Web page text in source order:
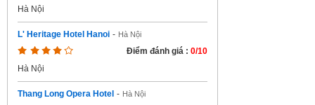
Hà Nội
L' Heritage Hotel Hanoi - Hà Nội
Điểm đánh giá : 0/10
Hà Nội
Thang Long Opera Hotel - Hà Nội